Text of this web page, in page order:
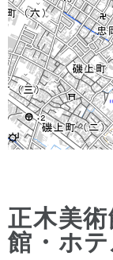
正木美
館・ホ